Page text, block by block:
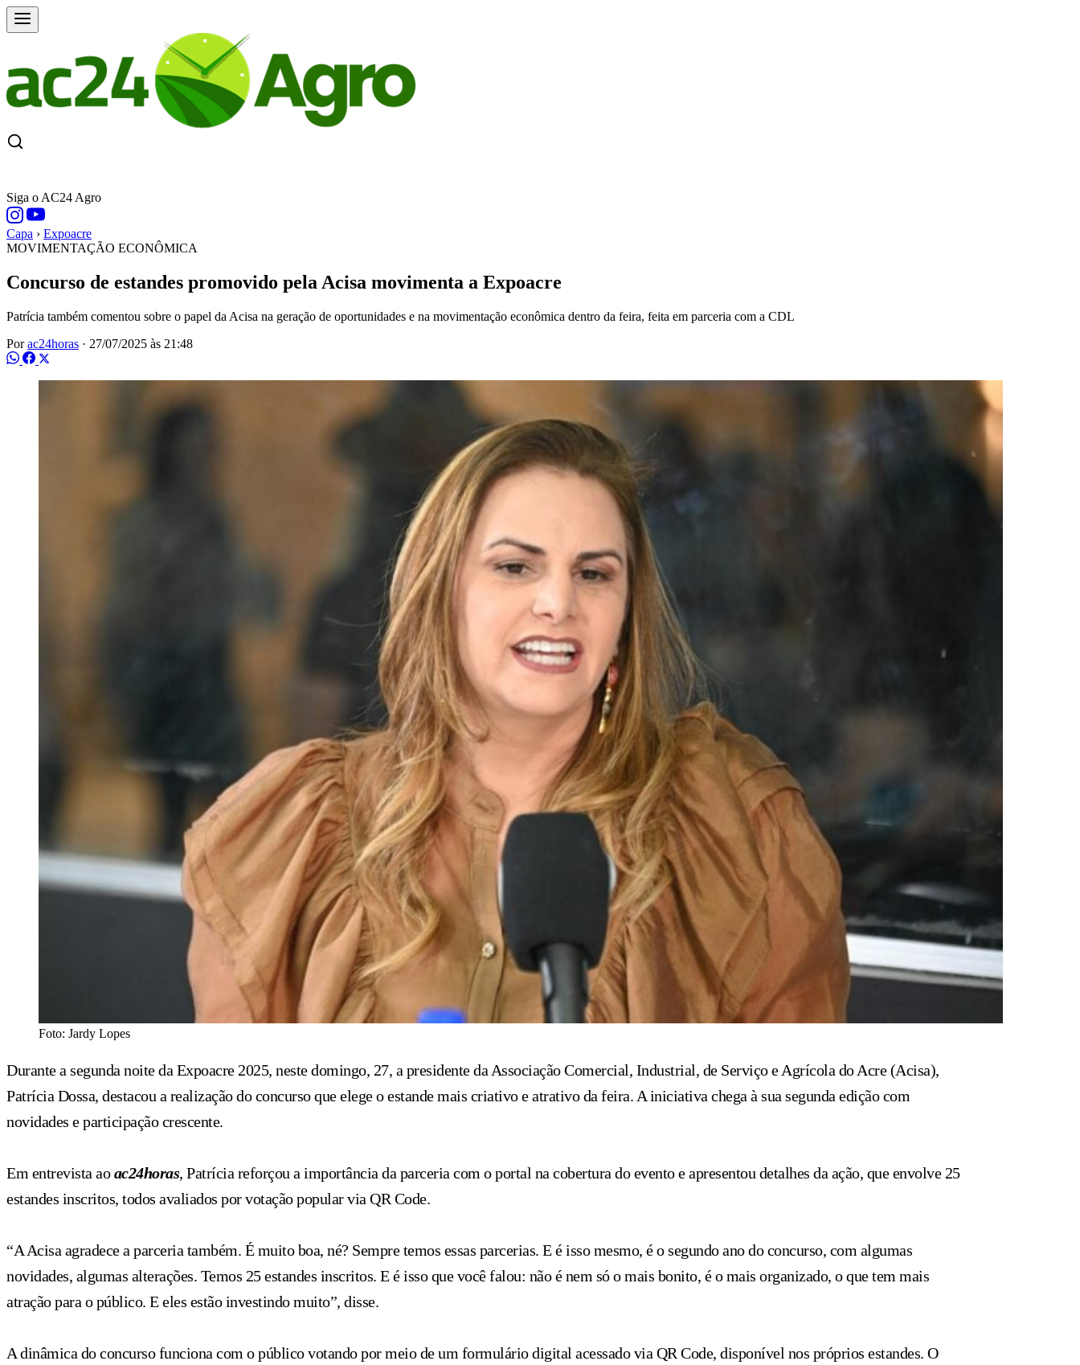
Siga o AC24 Agro
Capa › Expoacre
MOVIMENTAÇÃO ECONÔMICA
Concurso de estandes promovido pela Acisa movimenta a Expoacre
Patrícia também comentou sobre o papel da Acisa na geração de oportunidades e na movimentação econômica dentro da feira, feita em parceria com a CDL
Porac24horas · 27/07/2025 às 21:48
Foto: Jardy Lopes
Durante a segunda noite da Expoacre 2025, neste domingo, 27, a presidente da Associação Comercial, Industrial, de Serviço e Agrícola do Acre (Acisa),
Patrícia Dossa, destacou a realização do concurso que elege o estande mais criativo e atrativo da feira. A iniciativa chega à sua segunda edição com
novidades e participação crescente.
Em entrevista aoac24horas, Patrícia reforçou a importância da parceria com o portal na cobertura do evento e apresentou detalhes da ação, que envolve 25
estandes inscritos, todos avaliados por votação popular via QR Code.
“A Acisa agradece a parceria também. É muito boa, né? Sempre temos essas parcerias. E é isso mesmo, é o segundo ano do concurso, com algumas
novidades, algumas alterações. Temos 25 estandes inscritos. E é isso que você falou: não é nem só o mais bonito, é o mais organizado, o que tem mais
atração para o público. E eles estão investindo muito”, disse.
A dinâmica do concurso funciona com o público votando por meio de um formulário digital acessado via QR Code, disponível nos próprios estandes. O